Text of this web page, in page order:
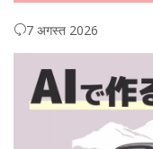
7 अगस्त 2026